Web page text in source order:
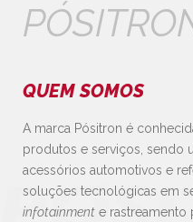
QUEM SOMOS
A marca Pósitron é
produtos e serviços, sendo
acessórios automotivos e
soluções tecnológicas em
infotainment e rastreamento